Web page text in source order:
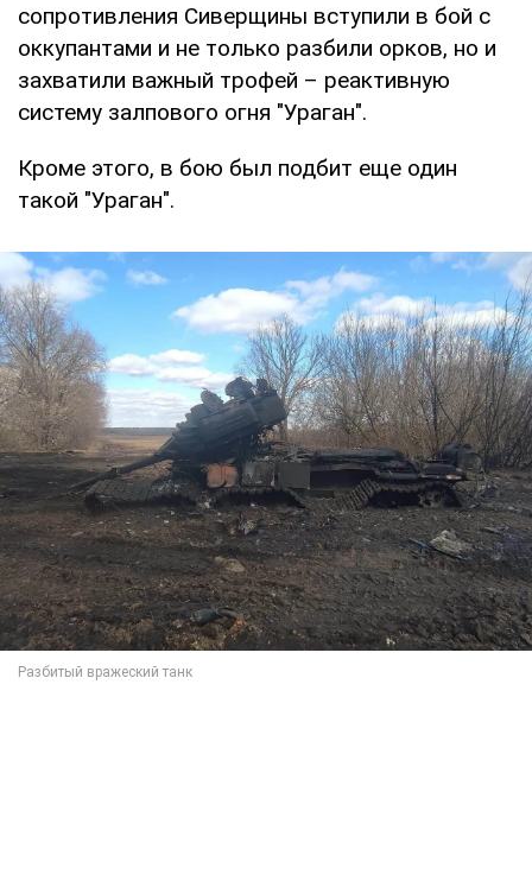
сопротивления Сиверщины вступили в бой с
оккупантами и не только разбили орков, но и
захватили важный трофей – реактивную
систему залпового огня "Ураган".
Кроме этого, в бою был подбит еще один
такой "Ураган".